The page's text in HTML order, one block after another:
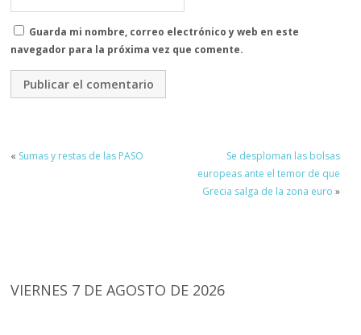
Guarda mi nombre, correo electrónico y web en este
navegador para la próxima vez que comente.
« Sumas y restas de las PASO
Se desploman las bolsas
europeas ante el temor de que
Grecia salga de la zona euro »
VIERNES 7 DE AGOSTO DE 2026